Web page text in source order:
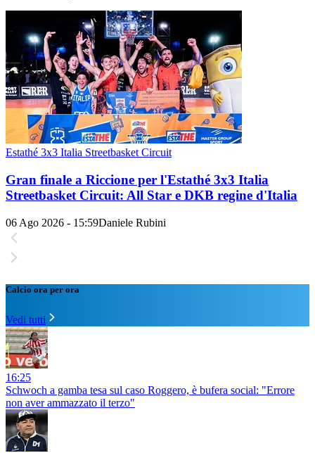
Estathé 3x3 Italia Streetbasket Circuit
Gran finale a Riccione per l'Estathé 3x3 Italia
Streetbasket Circuit: All Star e DKB regine d'Italia
06 Ago 2026 - 15:59Daniele Rubini
Calcio ora per ora
Vedi tutti
16:25
Schwoch a gamba tesa sul caso Roggero, è bufera social: "Errore
non aver ammazzato il terzo"